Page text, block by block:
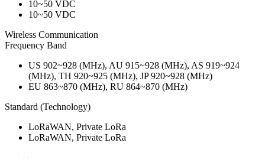
10~50 VDC
10~50 VDC
Wireless Communication
Frequency Band
US 902~928 (MHz), AU 915~928 (MHz), AS 919~924
(MHz), TH 920~925 (MHz), JP 920~928 (MHz)
EU 863~870 (MHz), RU 864~870 (MHz)
Standard (Technology)
LoRaWAN, Private LoRa
LoRaWAN, Private LoRa